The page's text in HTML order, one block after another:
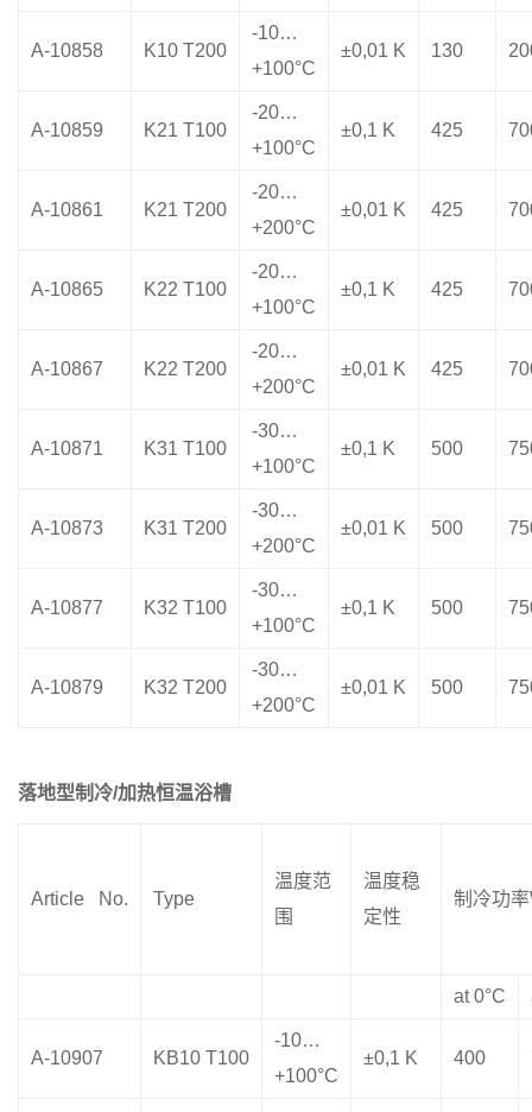
A-10858 K10 T200
-10…
+100°C
±0,01 K 130
A-10859 K21 T100
-20…
+100°C
±0,1 K 425
A-10861 K21 T200
-20…
+200°C
±0,01 K 425
A-10865 K22 T100
-20…
+100°C
±0,1 K 425
A-10867 K22 T200
-20…
+200°C
±0,01 K 425
A-10871 K31 T100
-30…
+100°C
±0,1 K 500
A-10873 K31 T200
-30…
+200°C
±0,01 K 500
A-10877 K32 T100
-30…
+100°C
±0,1 K 500
A-10879 K32 T200
-30…
+200°C
±0,01 K 500
落地型制冷/加热恒温浴槽
Article No. Type
温度范
围
温度稳
定性
制冷功率
at 0°C
A-10907 KB10 T100
-10…
+100°C
±0,1 K 400